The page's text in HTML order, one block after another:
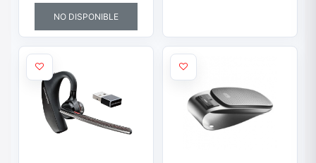
NO DISPONIBLE